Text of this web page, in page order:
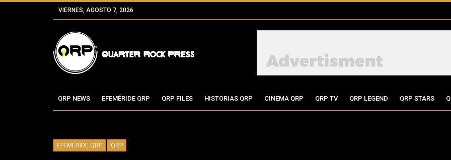
VIERNES, AGOSTO 7, 2026
QRP NEWS EFEMÉRIDE QRP QRP FILES HISTORIAS QRP CINEMA QRP QRP TV QRP LEGEND QRP STARS
EFEMÉRIDE QRP QRP